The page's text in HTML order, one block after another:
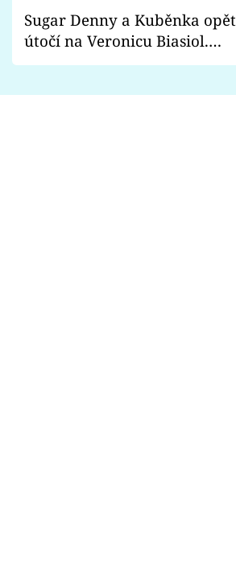
Sugar Denny a Kuběnka opět
útočí na Veronicu Biasiol.
Proč je podle nich falešná a